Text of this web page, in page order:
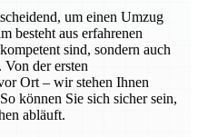
um einen Umzug
besteht aus erfahrenen
sind, sondern auch
der ersten
Ort – wir stehen Ihnen
können Sie sich sicher sein,
abläuft.